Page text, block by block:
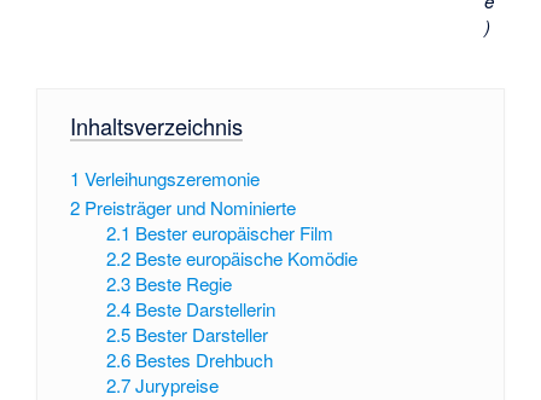
)
Inhaltsverzeichnis
1 Verleihungszeremonie
2 Preisträger und Nominierte
2.1 Bester europäischer Film
2.2 Beste europäische Komödie
2.3 Beste Regie
2.4 Beste Darstellerin
2.5 Bester Darsteller
2.6 Bestes Drehbuch
2.7 Jurypreise